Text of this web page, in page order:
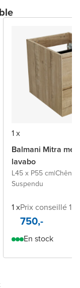
1 x
Balmani Mitra
lavabo
L45 x P55 cm|Chêne
Suspendu
1 xPrix conseillé
750,-
En stock